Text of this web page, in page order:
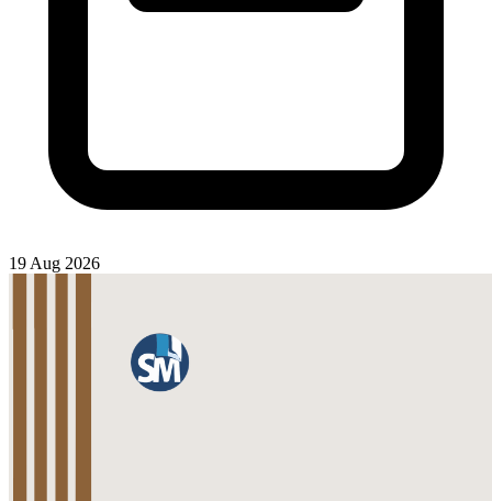
19 Aug 2026